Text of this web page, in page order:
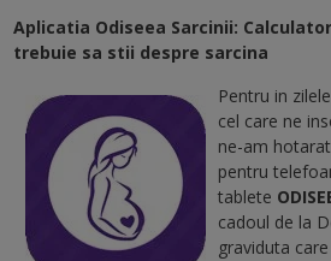
Aplicatia Odiseea Sarcinii:
trebuie sa stii despre sarcina
Pentru in
cel care ne
ne-am
pentru
tablete
cadoul de la
graviduta